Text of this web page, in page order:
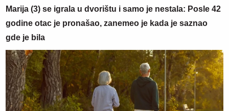
Marija (3) se igrala u dvorištu i samo je nestala: Posle 42
godine otac je pronašao, zanemeo je kada je saznao
gde je bila